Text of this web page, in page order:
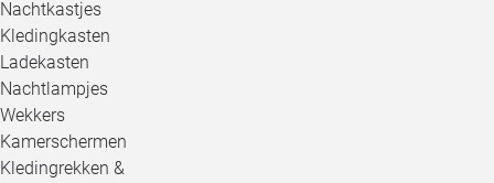
Nachtkastjes
Kledingkasten
Ladekasten
Nachtlampjes
Wekkers
Kamerschermen
Kledingrekken &